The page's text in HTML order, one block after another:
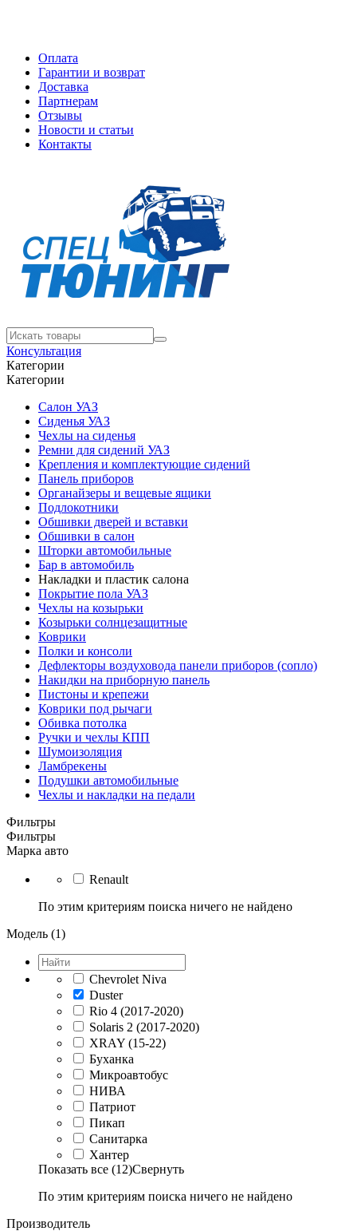
Оплата
Гарантии и возврат
Доставка
Партнерам
Отзывы
Новости и статьи
Контакты
Консультация
Категории
Категории
Салон УАЗ
Сиденья УАЗ
Чехлы на сиденья
Ремни для сидений УАЗ
Крепления и комплектующие сидений
Панель приборов
Органайзеры и вещевые ящики
Подлокотники
Обшивки дверей и вставки
Обшивки в салон
Шторки автомобильные
Бар в автомобиль
Накладки и пластик салона
Покрытие пола УАЗ
Чехлы на козырьки
Козырьки солнцезащитные
Коврики
Полки и консоли
Дефлекторы воздуховода панели приборов (сопло)
Накидки на приборную панель
Пистоны и крепежи
Коврики под рычаги
Обивка потолка
Ручки и чехлы КПП
Шумоизоляция
Ламбрекены
Подушки автомобильные
Чехлы и накладки на педали
Фильтры
Фильтры
Марка авто
Renault
По этим критериям поиска ничего не найдено
Модель (1)
Chevrolet Niva
Duster
Rio 4 (2017-2020)
Solaris 2 (2017-2020)
XRAY (15-22)
Буханка
Микроавтобус
НИВА
Патриот
Пикап
Санитарка
Хантер
Показать все (12)Свернуть
По этим критериям поиска ничего не найдено
Производитель